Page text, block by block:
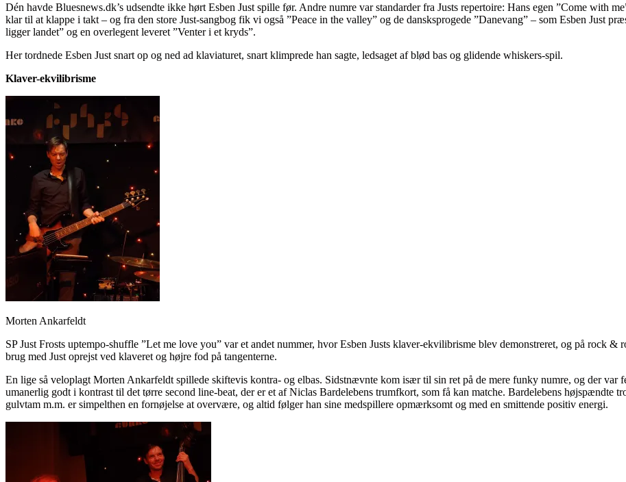
Dén havde Bluesnews.dk’s udsendte ikke hørt Esben Just spille før. Andre numre var standarder fra Justs repertoire: Hans egen ”Come with
klar til at klappe i takt – og fra den store Just-sangbog fik vi også ”Peace in the valley” og de dansksprogede ”Danevang” – som Esben Just
ligger landet” og en overlegent leveret ”Venter i et kryds”.
Her tordnede Esben Just snart op og ned ad klaviaturet, snart klimprede han sagte, ledsaget af blød bas og glidende whiskers-spil.
Klaver-ekvilibrisme
Morten Ankarfeldt
SP Just Frosts uptempo-shuffle ”Let me love you” var et andet nummer, hvor Esben Justs klaver-ekvilibrisme blev demonstreret, og på rock &
brug med Just oprejst ved klaveret og højre fod på tangenterne.
En lige så veloplagt Morten Ankarfeldt spillede skiftevis kontra- og elbas. Sidstnævnte kom især til sin ret på de mere funky numre, og der var
umanerlig godt i kontrast til det tørre second line-beat, der er et af Niclas Bardelebens trumfkort, som få kan matche. Bardelebens højspændte
gulvtam m.m. er simpelthen en fornøjelse at overvære, og altid følger han sine medspillere opmærksomt og med en smittende positiv energi.